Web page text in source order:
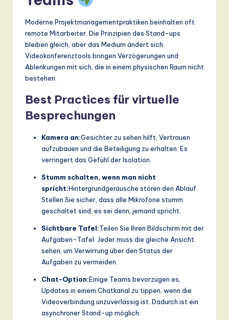
Moderne Projektmanagementpraktiken beinhalten oft
remote Mitarbeiter. Die Prinzipien des Stand-ups
bleiben gleich, aber das Medium ändert sich.
Videokonferenztools bringen Verzögerungen und
Ablenkungen mit sich, die in einem physischen Raum nicht
bestehen.
Best Practices für virtuelle
Besprechungen
Kamera an:Gesichter zu sehen hilft, Vertrauen
aufzubauen und die Beteiligung zu erhalten. Es
verringert das Gefühl der Isolation.
Stumm schalten, wenn man nicht
spricht:Hintergrundgeräusche stören den Ablauf.
Stellen Sie sicher, dass alle Mikrofone stumm
geschaltet sind, es sei denn, jemand spricht.
Sichtbare Tafel:Teilen Sie Ihren Bildschirm mit der
Aufgaben-Tafel. Jeder muss die gleiche Ansicht
sehen, um Verwirrung über den Status der
Aufgaben zu vermeiden.
Chat-Option:Einige Teams bevorzugen es,
Updates in einem Chatkanal zu tippen, wenn die
Videoverbindung unzuverlässig ist. Dadurch ist ein
asynchroner Stand-up möglich.